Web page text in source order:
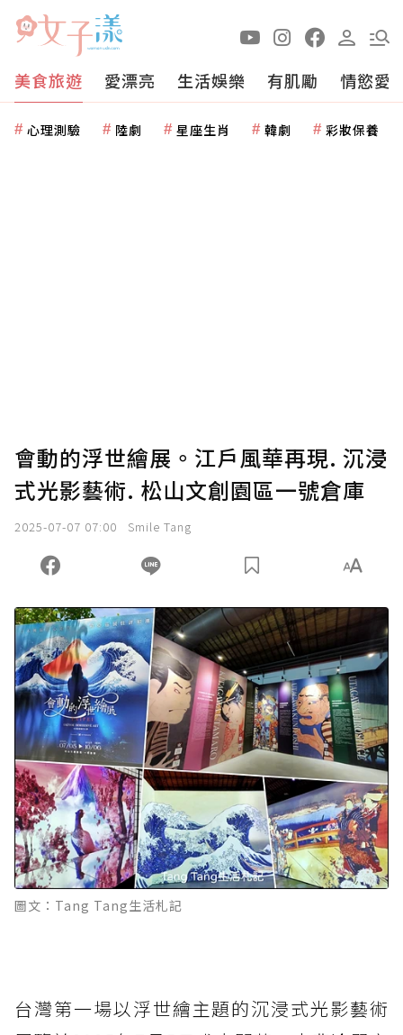
美食旅遊 愛漂亮 生活娛樂 有肌勵 情慾愛
心理測驗 陸劇 星座生肖 韓劇 彩妝保養
會動的浮世繪展。江戶風華再現. 沉浸
式光影藝術. 松山文創園區一號倉庫
2025-07-07 07:00 Smile Tang
圖文：Tang Tang生活札記
台灣第一場以浮世繪主題的沉浸式光影藝術